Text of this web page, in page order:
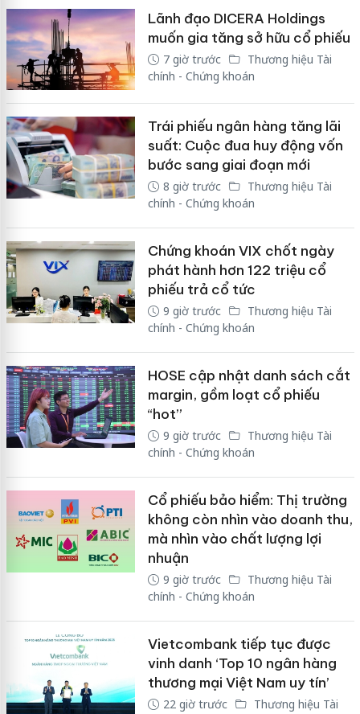
Lãnh đạo DICERA Holdings
muốn gia tăng sở hữu cổ phiếu
7 giờ trước
Thương hiệu Tài
chính - Chứng khoán
Trái phiếu ngân hàng tăng lãi
suất: Cuộc đua huy động vốn
bước sang giai đoạn mới
8 giờ trước
Thương hiệu Tài
chính - Chứng khoán
Chứng khoán VIX chốt ngày
phát hành hơn 122 triệu cổ
phiếu trả cổ tức
9 giờ trước
Thương hiệu Tài
chính - Chứng khoán
HOSE cập nhật danh sách cắt
margin, gồm loạt cổ phiếu
“hot”
9 giờ trước
Thương hiệu Tài
chính - Chứng khoán
Cổ phiếu bảo hiểm: Thị trường
không còn nhìn vào doanh thu,
mà nhìn vào chất lượng lợi
nhuận
9 giờ trước
Thương hiệu Tài
chính - Chứng khoán
Vietcombank tiếp tục được
vinh danh ‘Top 10 ngân hàng
thương mại Việt Nam uy tín’
22 giờ trước
Thương hiệu Tài